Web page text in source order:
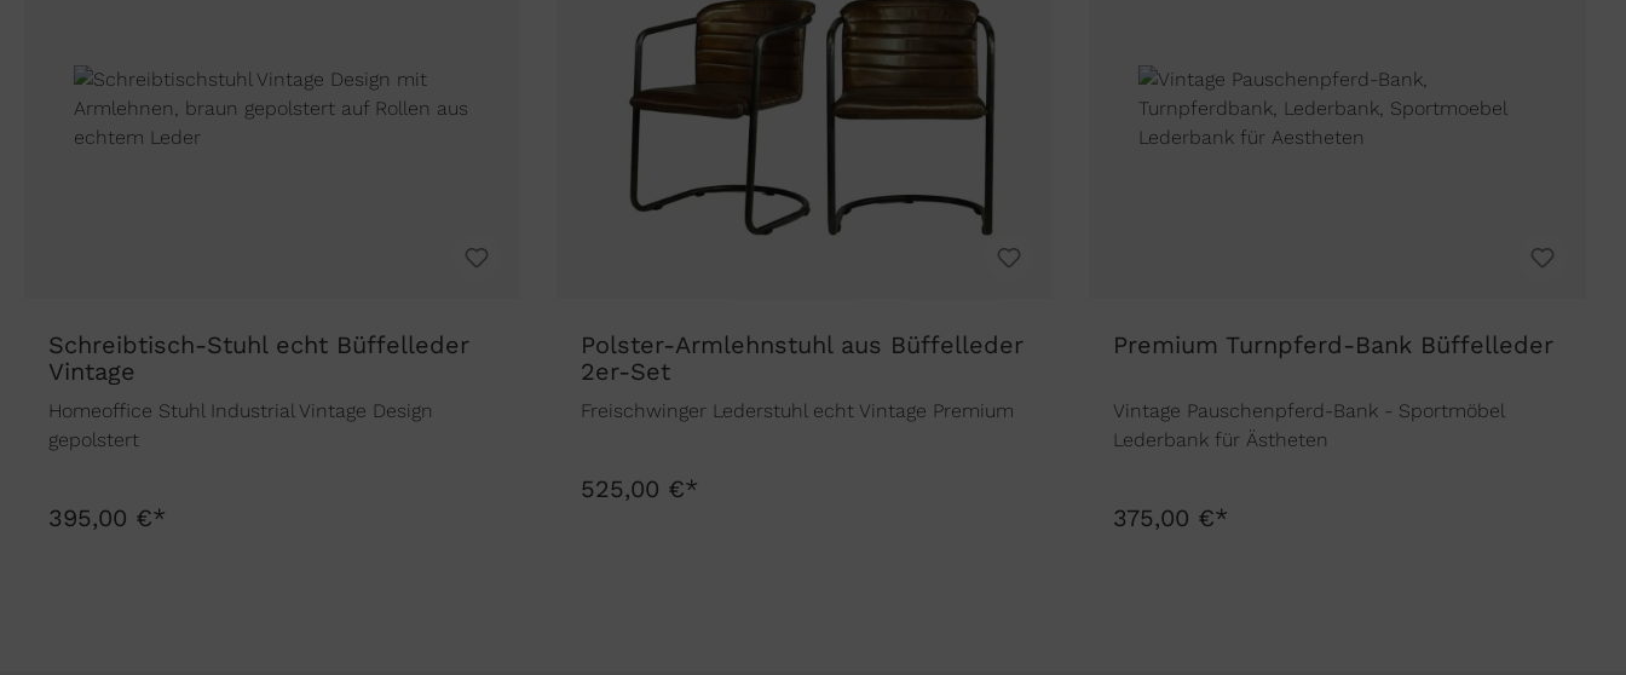
Schreibtisch-Stuhl echt Büffelleder
Vintage
Homeoffice Stuhl Industrial Vintage Design
gepolstert
395,00 €*
Polster-Armlehnstuhl aus Büffelleder
2er-Set
Freischwinger Lederstuhl echt Vintage Premium
525,00 €*
Premium Turnpferd-Bank Büffelleder
Vintage Pauschenpferd-Bank - Sportmöbel
Lederbank für Ästheten
375,00 €*